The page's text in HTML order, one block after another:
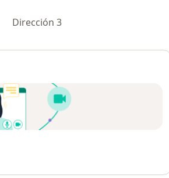
Dirección 3